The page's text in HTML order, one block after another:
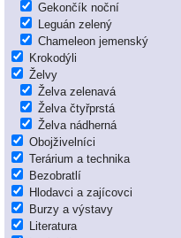
Gekončík noční
Leguán zelený
Chameleon jemenský
Krokodýli
Želvy
Želva zelenavá
Želva čtyřprstá
Želva nádherná
Obojživelníci
Terárium a technika
Bezobratlí
Hlodavci a zajícovci
Burzy a výstavy
Literatura